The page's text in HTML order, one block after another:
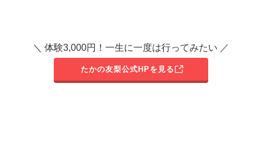
＼ 体験3,000円！一生に一度は行ってみたい ／
たかの友梨公式HPを見る